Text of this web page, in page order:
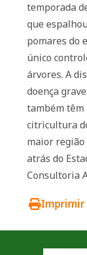
temporada
que
pomares do
único
árvores. A
doença
também têm
citricultura
maior
atrás do
Consultoria
Imprimir